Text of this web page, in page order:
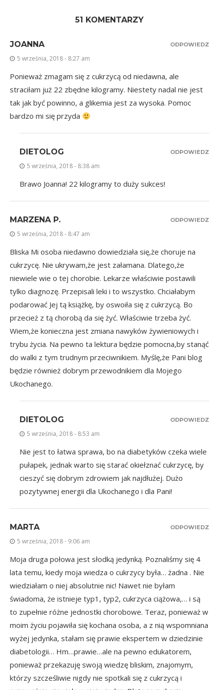
51 KOMENTARZY
JOANNA
5 września, 2018 - 8:27 am
Ponieważ zmagam się z cukrzycą od niedawna, ale
straciłam już 22 zbędne kilogramy. Niestety nadal nie jest
tak jak być powinno, a glikemia jest za wysoka. Pomoc
bardzo mi się przyda
ODPOWIEDZ
DIETOLOG
5 września, 2018 - 8:38 am
Brawo Joanna! 22 kilogramy to duży sukces!
ODPOWIEDZ
MARZENA P.
5 września, 2018 - 8:47 am
Bliska Mi osoba niedawno dowiedziała się,że choruje na
cukrzycę. Nie ukrywam,że jest załamana. Dlatego,że
niewiele wie o tej chorobie. Lekarze właściwie postawili
tylko diagnozę. Przepisali leki i to wszystko. Chciałabym
podarować Jej tą książkę, by oswoiła się z cukrzycą. Bo
przecież z tą chorobą da się żyć. Właściwie trzeba żyć.
Wiem,że konieczna jest zmiana nawyków żywieniowych i
trybu życia. Na pewno ta lektura będzie pomocna,by stanąć
do walki z tym trudnym przeciwnikiem. Myślę,że Pani blog
będzie również dobrym przewodnikiem dla Mojego
Ukochanego.
ODPOWIEDZ
DIETOLOG
5 września, 2018 - 8:53 am
Nie jest to łatwa sprawa, bo na diabetyków czeka wiele
pułapek, jednak warto się starać okiełznać cukrzycę, by
cieszyć się dobrym zdrowiem jak najdłużej. Dużo
pozytywnej energii dla Ukochanego i dla Pani!
ODPOWIEDZ
MARTA
5 września, 2018 - 9:06 am
Moja druga połowa jest słodką jedynką. Poznaliśmy się 4
lata temu, kiedy moja wiedza o cukrzycy była… żadna . Nie
wiedziałam o niej absolutnie nic! Nawet nie byłam
świadoma, że istnieje typ1, typ2, cukrzyca ciążowa,… i są
to zupełnie różne jednostki chorobowe. Teraz, ponieważ w
moim życiu pojawiła się kochana osoba, a z nią wspomniana
wyżej jedynka, stałam się prawie ekspertem w dziedzinie
diabetologii… Hm…prawie…ale na pewno edukatorem,
ponieważ przekazuję swoją wiedzę bliskim, znajomym,
którzy szcześliwie nigdy nie spotkali się z cukrzycą i
ODPOWIEDZ